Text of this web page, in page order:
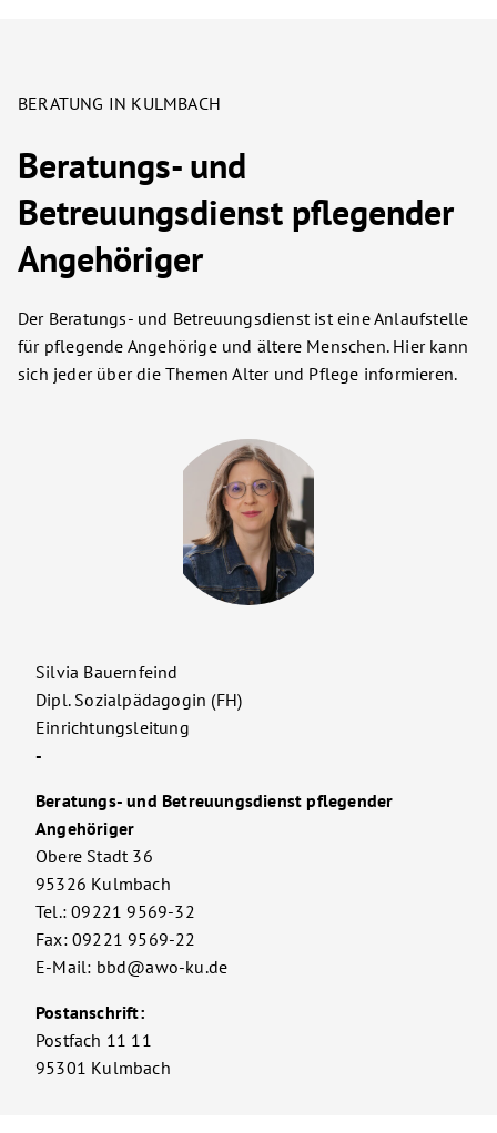
BERATUNG IN KULMBACH
Beratungs- und
Betreuungsdienst pflegender
Angehöriger
Der Beratungs- und Betreuungsdienst ist eine Anlaufstelle
für pflegende Angehörige und ältere Menschen. Hier kann
sich jeder über die Themen Alter und Pflege informieren.
Silvia Bauernfeind
Dipl. Sozialpädagogin (FH)
Einrichtungsleitung
-
Beratungs- und Betreuungsdienst pflegender
Angehöriger
Obere Stadt 36
95326 Kulmbach
Tel.: 09221 9569-32
Fax: 09221 9569-22
E-Mail: bbd@awo-ku.de
Postanschrift:
Postfach 11 11
95301 Kulmbach